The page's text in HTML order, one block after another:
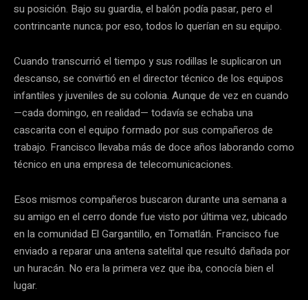
su posición. Bajo su guardia, el balón podía pasar, pero el
contrincante nunca; por eso, todos lo querían en su equipo.
Cuando transcurrió el tiempo y sus rodillas le suplicaron un
descanso, se convirtió en el director técnico de los equipos
infantiles y juveniles de su colonia. Aunque de vez en cuando
—cada domingo, en realidad— todavía se echaba una
cascarita con el equipo formado por sus compañeros de
trabajo. Francisco llevaba más de doce años laborando como
técnico en una empresa de telecomunicaciones.
Esos mismos compañeros buscaron durante una semana a
su amigo en el cerro donde fue visto por última vez, ubicado
en la comunidad El Gargantillo, en Tomatlán. Francisco fue
enviado a reparar una antena satelital que resultó dañada por
un huracán. No era la primera vez que iba, conocía bien el
lugar.